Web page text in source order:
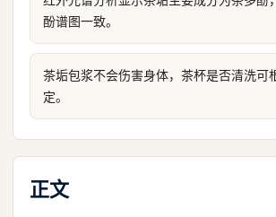
酚谱图一致。
茶垢包浆不会伤害身体，茶杯是否清洗可
定。
正文